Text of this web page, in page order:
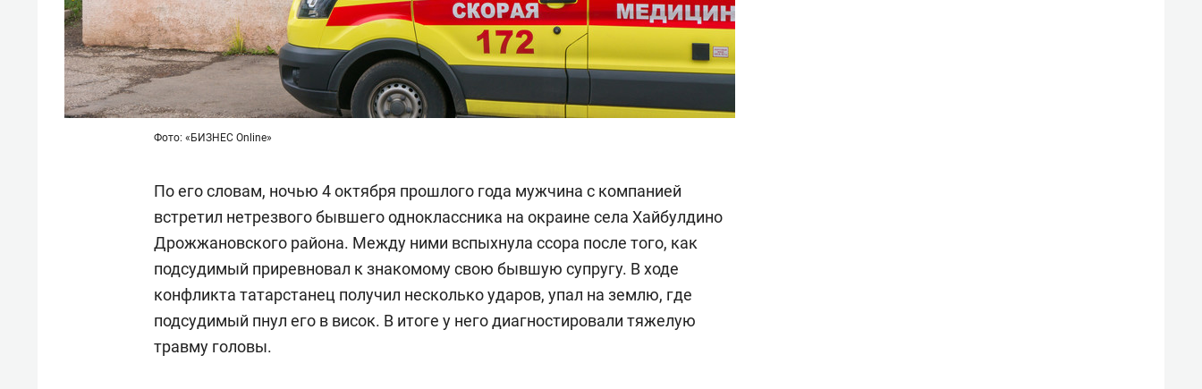
Фото: «БИЗНЕС Online»
По его словам, ночью 4 октября прошлого года мужчина с компанией
встретил нетрезвого бывшего одноклассника на окраине села Хайбулдино
Дрожжановского района. Между ними вспыхнула ссора после того, как
подсудимый приревновал к знакомому свою бывшую супругу. В ходе
конфликта татарстанец получил несколько ударов, упал на землю, где
подсудимый пнул его в висок. В итоге у него диагностировали тяжелую
травму головы.